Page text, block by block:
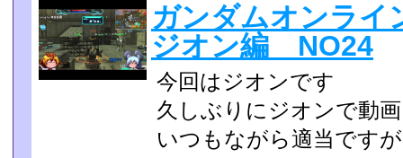
ガンダムオンラ
ジオン編 NO24
今回はジオンです
久しぶりにジオンで動
いつもながら適当です